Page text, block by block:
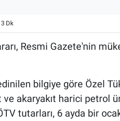
Dk
Resmi Gazete'nin
bilgiye göre Özel
ve akaryakıt harici petrol
tutarları, 6 ayda bir